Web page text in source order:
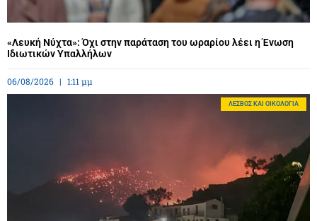
«Λευκή Νύχτα»: Όχι στην παράταση του ωραρίου λέει η Ένωση
Ιδιωτικών Υπαλλήλων
06/08/2026 1:11 μμ
ΛΈΣΒΟΣ ΚΑΙ ΟΙΚΟΛΟΓΊΑ